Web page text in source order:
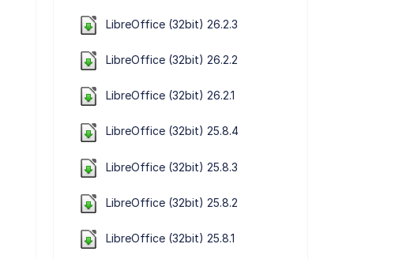
LibreOffice (32bit) 26.2.3
LibreOffice (32bit) 26.2.2
LibreOffice (32bit) 26.2.1
LibreOffice (32bit) 25.8.4
LibreOffice (32bit) 25.8.3
LibreOffice (32bit) 25.8.2
LibreOffice (32bit) 25.8.1